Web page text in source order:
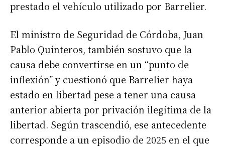
prestado el vehículo utilizado por Barrelier.
El ministro de Seguridad de Córdoba, Juan
Pablo Quinteros, también sostuvo que la
causa debe convertirse en un “punto de
inflexión” y cuestionó que Barrelier haya
estado en libertad pese a tener una causa
anterior abierta por privación ilegítima de la
libertad. Según trascendió, ese antecedente
corresponde a un episodio de 2025 en el que